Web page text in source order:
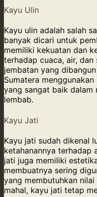
Kayu Ulin
Kayu ulin adalah salah
banyak dicari untuk
memiliki kekuatan dan
terhadap cuaca, air, dan
jembatan yang
Sumatera
yang sangat baik dalam
lembab.
Kayu Jati
Kayu jati sudah dikenal
ketahanannya terhadap
jati juga memiliki
membuatnya sering
yang membutuhkan
mahal, kayu jati tetap